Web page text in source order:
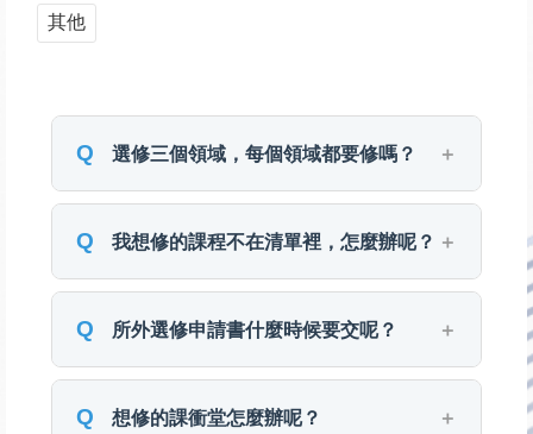
其他
選修三個領域，每個領域都要修嗎？
不用唷，可以挑自己興趣的領域跟課程就
好。我想修的課程不在清單裡，怎麼辦呢？
請下載「所外選修申請書」，填妥後請指
導教授簽名並繳交至所辦即可。最高可替代 6
所外選修申請書什麼時候要交呢？
該學期選課結束後一周內繳交。
想修的課衝堂怎麼辦呢？